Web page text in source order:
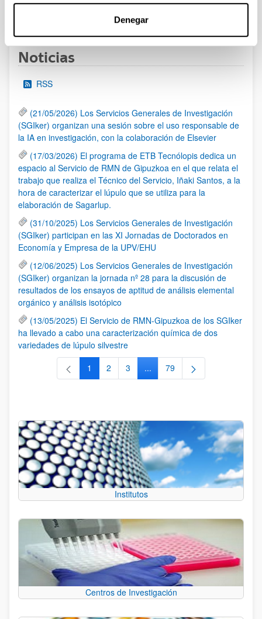
Denegar
Páginas intermedias Use TAB para desplazarse.
PáginaPágina
Noticias
RSS
(21/05/2026) Los Servicios Generales de Investigación
(SGIker) organizan una sesión sobre el uso responsable de
la IA en investigación, con la colaboración de Elsevier
(17/03/2026) El programa de ETB Tecnólopis dedica un
espacio al Servicio de RMN de Gipuzkoa en el que relata el
trabajo que realiza el Técnico del Servicio, Iñaki Santos, a la
hora de caracterizar el lúpulo que se utiliza para la
elaboración de Sagarlup.
(31/10/2025) Los Servicios Generales de Investigación
(SGIker) participan en las XI Jornadas de Doctorados en
Economía y Empresa de la UPV/EHU
(12/06/2025) Los Servicios Generales de Investigación
(SGIker) organizan la jornada nº 28 para la discusión de
resultados de los ensayos de aptitud de análisis elemental
orgánico y análisis isotópico
(13/05/2025) El Servicio de RMN-Gipuzkoa de los SGIker
ha llevado a cabo una caracterización química de dos
variedades de lúpulo silvestre
Página
1 Página
2 Página
3 ...Páginas intermedias Use TAB
Página
79
Institutos
Centros de Investigación